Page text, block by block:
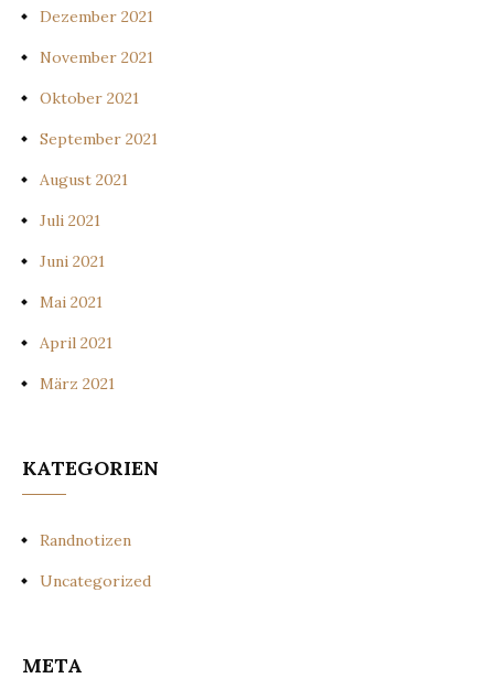
Dezember 2021
November 2021
Oktober 2021
September 2021
August 2021
Juli 2021
Juni 2021
Mai 2021
April 2021
März 2021
KATEGORIEN
Randnotizen
Uncategorized
META